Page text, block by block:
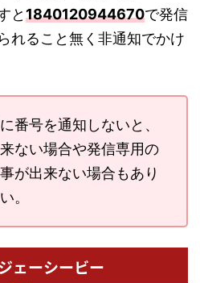
と1840120944670で発信
れること無く非通知でかけ
番号を通知しないと、
ない場合や発信専用の
が出来ない場合もあり
。
ェーシービー